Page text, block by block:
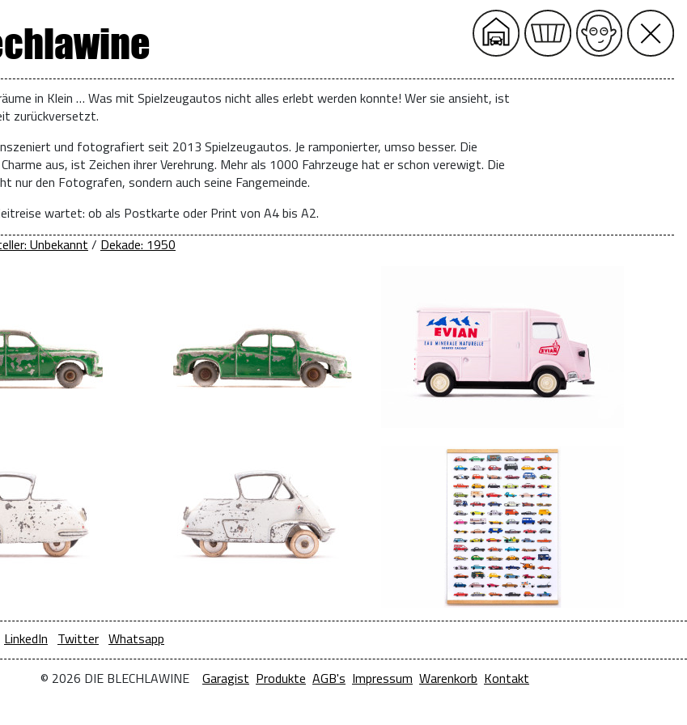
in Klein … Was mit Spielzeugautos nicht alles erlebt werden konnte! Wer sie ansieht, ist
zurückversetzt.
und fotografiert seit 2013 Spielzeugautos. Je ramponierter, umso besser. Die
aus, ist Zeichen ihrer Verehrung. Mehr als 1000 Fahrzeuge hat er schon verewigt. Die
nur den Fotografen, sondern auch seine Fangemeinde.
wartet: ob als Postkarte oder Print von A4 bis A2.
Unbekannt / Dekade: 1950
LinkedIn Twitter Whatsapp
© 2026 DIE BLECHLAWINE Garagist Produkte AGB's Impressum Warenkorb Kontakt